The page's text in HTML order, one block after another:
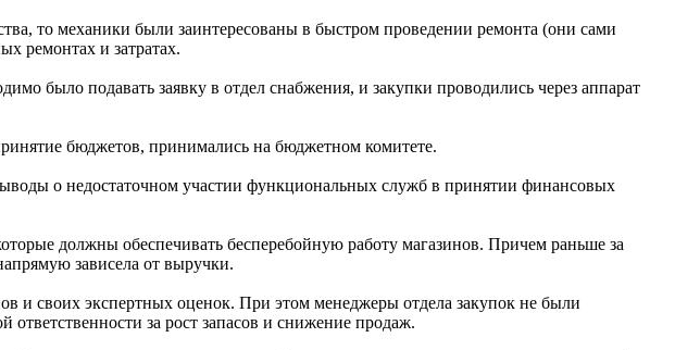
то механики были заинтересованы в быстром проведении ремонта (они сами
ремонтах и затратах.
было подавать заявку в отдел снабжения, и закупки проводились через аппарат
бюджетов, принимались на бюджетном комитете.
о недостаточном участии функциональных служб в принятии финансовых
должны обеспечивать бесперебойную работу магазинов. Причем раньше за
зависела от выручки.
и своих экспертных оценок. При этом менеджеры отдела закупок не были
за рост запасов и снижение продаж.